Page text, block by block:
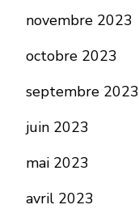
novembre 2023
octobre 2023
septembre 2023
juin 2023
mai 2023
avril 2023